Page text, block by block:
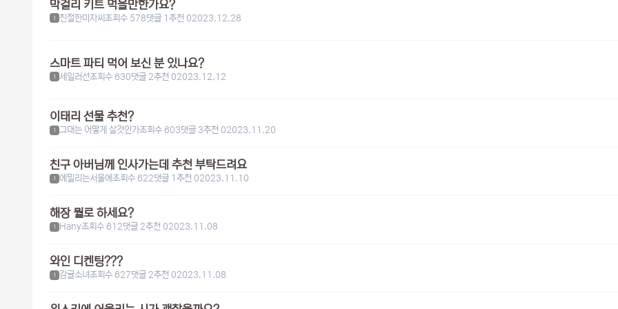
막걸리 키트 먹을만한가요?
1 친절한미자씨 조회수 578댓글 1 추천 02023.12.28
스마트 파티 먹어 보신 분 있나요?
1 세일러선조회수 630댓글 2추천 02023.12.12
이태리 선물 추천?
1 그대는 어떻게 살것인가조회수 603댓글 3추천 02023.11.20
친구 아버님께 인사가는데 추천 부탁드려요
1 에밀리는서울에 조회수 622댓글 1 추천 02023.11.10
해장 뭘로 하세요?
1 Hany조회수 612댓글 2추천 02023.11.08
와인 디켄팅???
1 감귤소녀조회수 627댓글 2추천 02023.11.08